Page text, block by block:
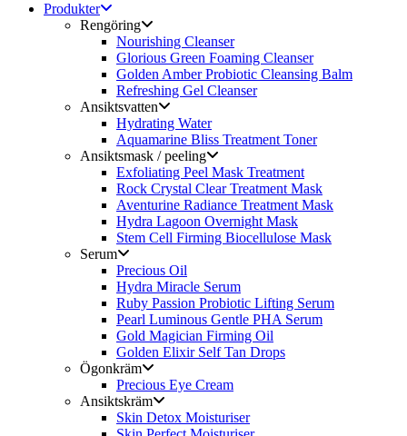
Produkter
Rengöring
Nourishing Cleanser
Glorious Green Foaming Cleanser
Golden Amber Probiotic Cleansing Balm
Refreshing Gel Cleanser
Ansiktsvatten
Hydrating Water
Aquamarine Bliss Treatment Toner
Ansiktsmask / peeling
Exfoliating Peel Mask Treatment
Rock Crystal Clear Treatment Mask
Aventurine Radiance Treatment Mask
Hydra Lagoon Overnight Mask
Stem Cell Firming Biocellulose Mask
Serum
Precious Oil
Hydra Miracle Serum
Ruby Passion Probiotic Lifting Serum
Pearl Luminous Gentle PHA Serum
Gold Magician Firming Oil
Golden Elixir Self Tan Drops
Ögonkräm
Precious Eye Cream
Ansiktskräm
Skin Detox Moisturiser